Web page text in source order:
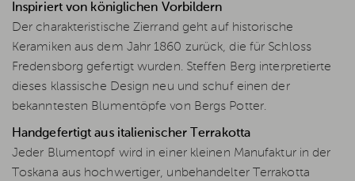
Inspiriert von königlichen Vorbildern
Der charakteristische Zierrand geht auf historische
Keramiken aus dem Jahr 1860 zurück, die für Schloss
Fredensborg gefertigt wurden. Steffen Berg interpretierte
dieses klassische Design neu und schuf einen der
bekanntesten Blumentöpfe von Bergs Potter.
Handgefertigt aus italienischer Terrakotta
Jeder Blumentopf wird in einer kleinen Manufaktur in der
Toskana aus hochwertiger, unbehandelter Terrakotta